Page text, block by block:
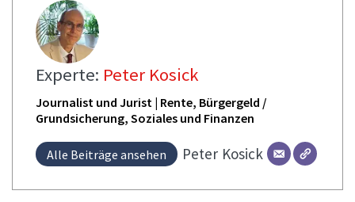
Experte: Peter Kosick
Journalist und Jurist | Rente, Bürgergeld /
Grundsicherung, Soziales und Finanzen
Alle Beiträge ansehen Peter Kosick